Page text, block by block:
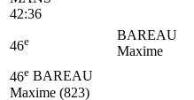
42:36
46e
BAREAU
Maxime
46e BAREAU
Maxime (823)